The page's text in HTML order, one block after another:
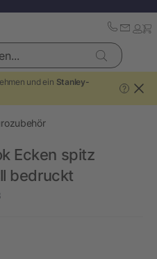
und ein Stanley-
?
Ecken spitz
bedruckt